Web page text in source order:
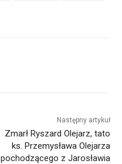
Następny artykuł
Zmarł Ryszard Olejarz, tato
ks. Przemysława Olejarza
pochodzącego z Jarosławia